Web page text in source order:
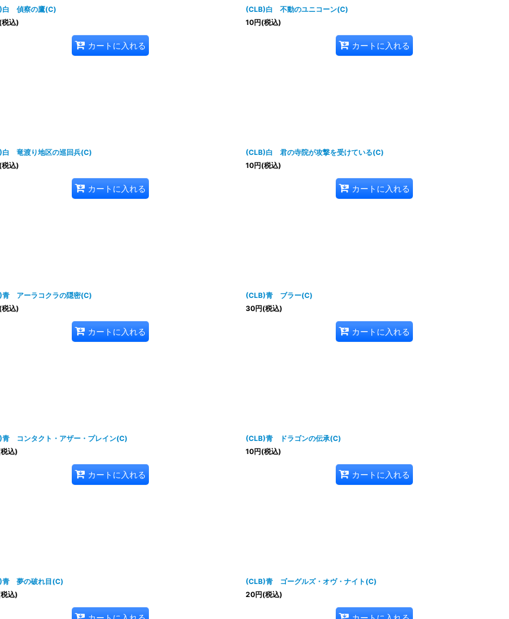
白 偵察の鷹(C)
(税込)
カートに入れる
(CLB)白 不動のユニコーン(C)
10円(税込)
カートに入れる
白 竜渡り地区の巡回兵(C)
(税込)
カートに入れる
(CLB)白 君の寺院が攻撃を受けている(C)
10円(税込)
カートに入れる
青 アーラコクラの隠密(C)
(税込)
カートに入れる
(CLB)青 ブラー(C)
30円(税込)
カートに入れる
青 コンタクト・アザー・プレイン(C)
込)
カートに入れる
(CLB)青 ドラゴンの伝承(C)
10円(税込)
カートに入れる
青 夢の破れ目(C)
込)
(CLB)青 ゴーグルズ・オヴ・ナイト(C)
20円(税込)